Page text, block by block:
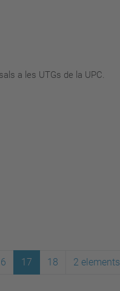
a les UTGs de la UPC.
17 18 2